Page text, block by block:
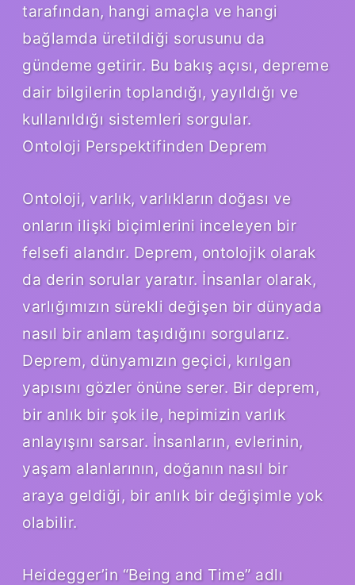
tarafından, hangi amaçla ve hangi
bağlamda üretildiği sorusunu da
gündeme getirir. Bu bakış açısı, depreme
dair bilgilerin toplandığı, yayıldığı ve
kullanıldığı sistemleri sorgular.
Ontoloji Perspektifinden Deprem
Ontoloji, varlık, varlıkların doğası ve
onların ilişki biçimlerini inceleyen bir
felsefi alandır. Deprem, ontolojik olarak
da derin sorular yaratır. İnsanlar olarak,
varlığımızın sürekli değişen bir dünyada
nasıl bir anlam taşıdığını sorgularız.
Deprem, dünyamızın geçici, kırılgan
yapısını gözler önüne serer. Bir deprem,
bir anlık bir şok ile, hepimizin varlık
anlayışını sarsar. İnsanların, evlerinin,
yaşam alanlarının, doğanın nasıl bir
araya geldiği, bir anlık bir değişimle yok
olabilir.
Heidegger’in “Being and Time” adlı